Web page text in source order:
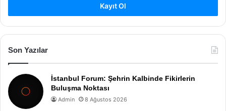
Kayıt Ol
Son Yazılar
İstanbul Forum: Şehrin Kalbinde Fikirlerin
Buluşma Noktası
Admin 8 Ağustos 2026